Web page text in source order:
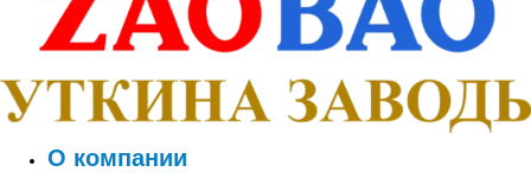
О компании